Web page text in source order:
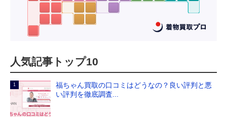
人気記事トップ10
福ちゃん買取の口コミはどうなの？良い評判と悪
い評判を徹底調査...